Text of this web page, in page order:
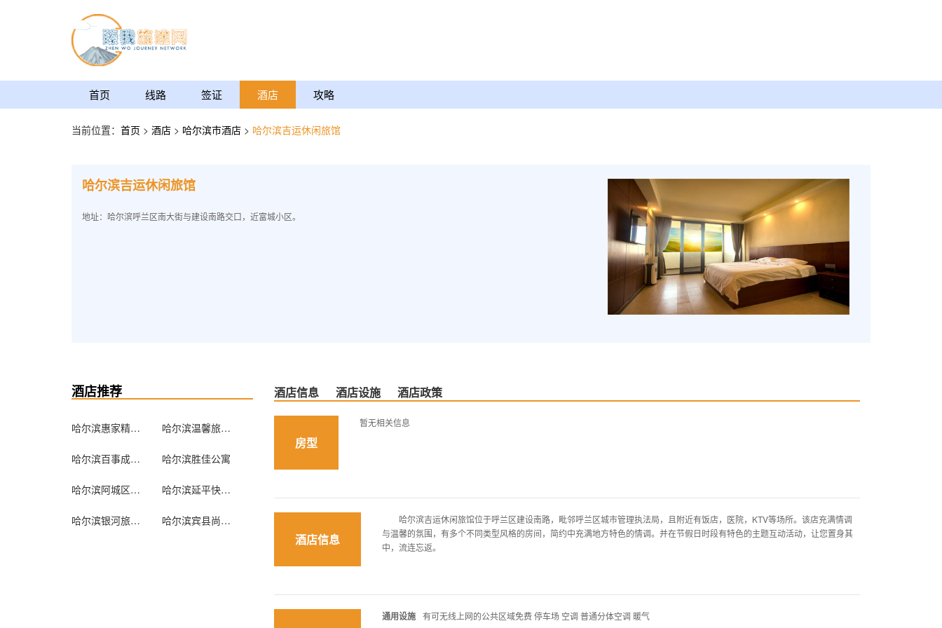
首页 线路 签证 酒店 攻略
当前位置： 首页 > 酒店 > 哈尔滨市酒店 > 哈尔滨吉运休闲旅馆
哈尔滨吉运休闲旅馆
地址：哈尔滨呼兰区南大街与建设南路交口，近富城小区。
酒店推荐
哈尔滨惠家精品公寓 哈尔滨温馨旅馆(儿童医院)
哈尔滨百事成旅店 哈尔滨胜佳公寓
哈尔滨阿城区龙源宾馆 哈尔滨延平快捷旅店
哈尔滨银河旅馆(中国雷锋车队招待所) 哈尔滨宾县尚达招待所
酒店信息 酒店设施 酒店政策
房型
暂无相关信息
酒店信息
哈尔滨吉运休闲旅馆位于呼兰区建设南路，毗邻呼兰区城市管理执法局，且附近有饭店，医院，KTV等场所。该店充满情调
与温馨的氛围，有多个不同类型风格的房间，简约中充满地方特色的情调。并在节假日时段有特色的主题互动活动，让您置身其
中，流连忘返。
通用设施 有可无线上网的公共区域免费 停车场 空调 普通分体空调 暖气